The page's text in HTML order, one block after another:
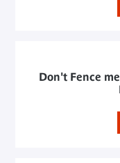
Don't Fence